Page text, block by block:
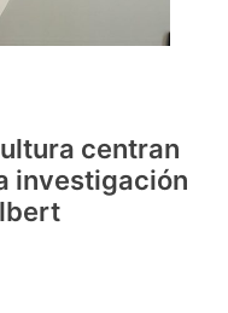
centran
investigación